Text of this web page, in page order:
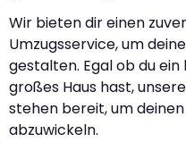
Wir bieten dir einen
Umzugsservice, um
gestalten. Egal ob du
großes Haus hast,
stehen bereit, um
abzuwickeln.